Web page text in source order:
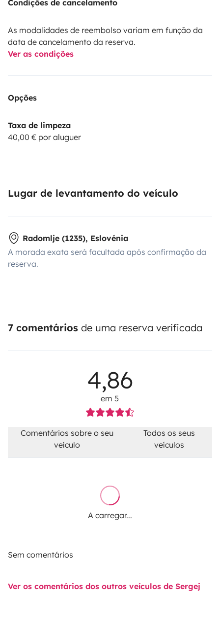
Condições de cancelamento
As modalidades de reembolso variam em função da
data de cancelamento da reserva.
Ver as condições
Opções
Taxa de limpeza
40,00 € por aluguer
Lugar de levantamento do veículo
Radomlje (1235), Eslovénia
A morada exata será facultada após confirmação da
reserva.
7 comentários de uma reserva verificada
4,86
em 5
Comentários sobre o seu
veículo
Todos os seus
veículos
A carregar...
Sem comentários
Ver os comentários dos outros veículos de Sergej